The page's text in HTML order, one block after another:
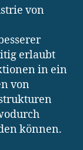
von
erlaubt
in ein
von
können.